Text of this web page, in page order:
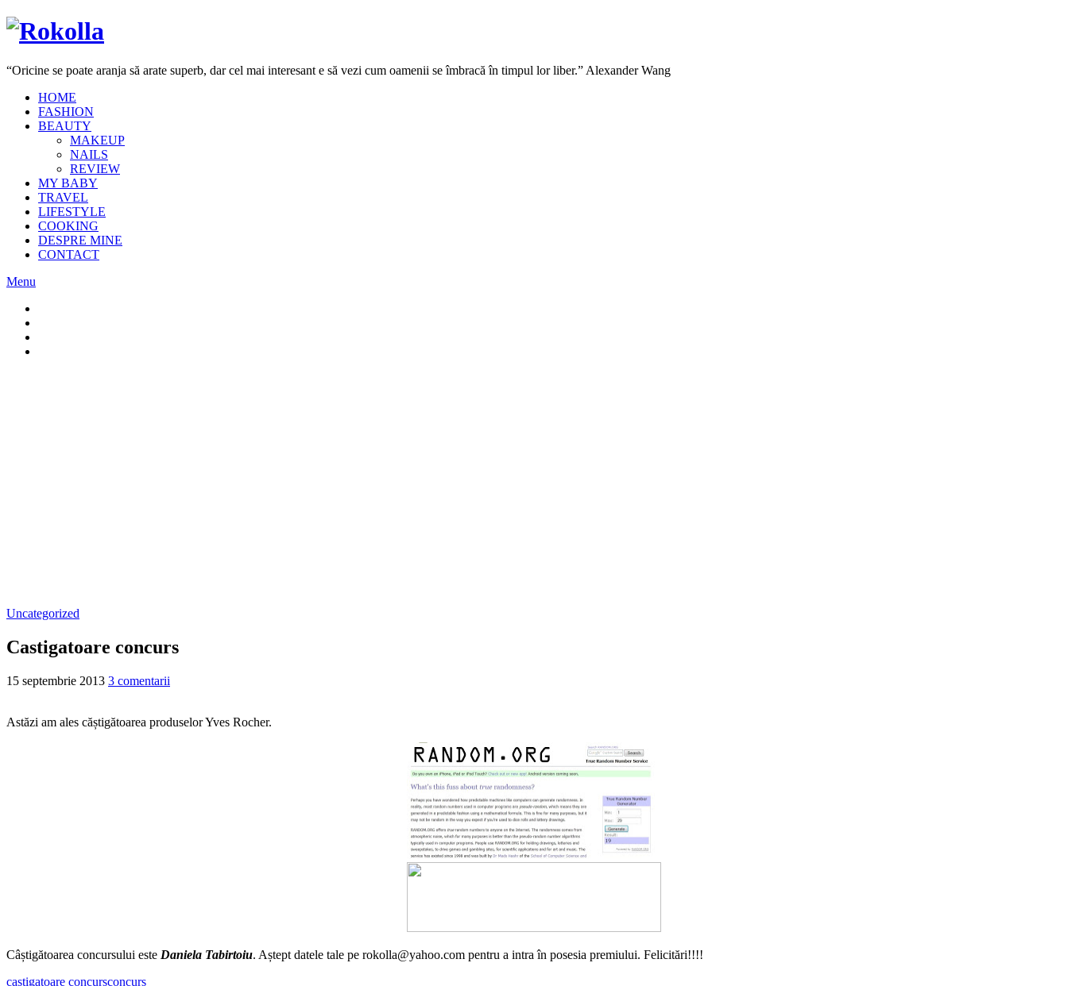
“Oricine se poate aranja să arate superb, dar cel mai interesant e să vezi cum oamenii se îmbracă în timpul lor liber.” Alexander Wang
HOME
FASHION
BEAUTY
MAKEUP
NAILS
REVIEW
MY BABY
TRAVEL
LIFESTYLE
COOKING
DESPRE MINE
CONTACT
Menu
Uncategorized
Castigatoare concurs
15 septembrie 2013 3 comentarii
Astăzi am ales căștigătoarea produselor Yves Rocher.
Câștigătoarea concursului este Daniela Tabirtoiu. Aștept datele tale pe rokolla@yahoo.com pentru a intra în posesia premiului. Felicitări!!!!
castigatoare concursconcurs